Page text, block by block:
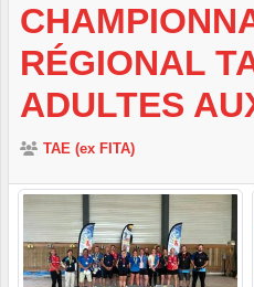
RÉGIONAL
ADULTES
TAE (ex FITA)